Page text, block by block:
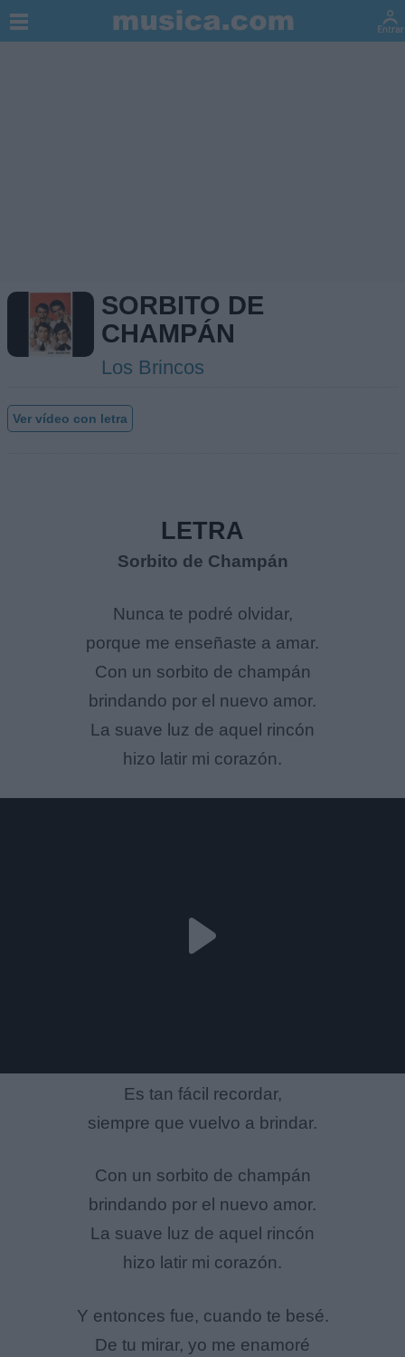
SORBITO DE
CHAMPÁN
Los Brincos
Ver vídeo con letra
LETRA
Sorbito de Champán
Nunca te podré olvidar,
porque me enseñaste a amar.
Con un sorbito de champán
brindando por el nuevo amor.
La suave luz de aquel rincón
hizo latir mi corazón.
Es tan fácil recordar,
siempre que vuelvo a brindar.
Con un sorbito de champán
brindando por el nuevo amor.
La suave luz de aquel rincón
hizo latir mi corazón.
Y entonces fue, cuando te besé.
De tu mirar, yo me enamoré